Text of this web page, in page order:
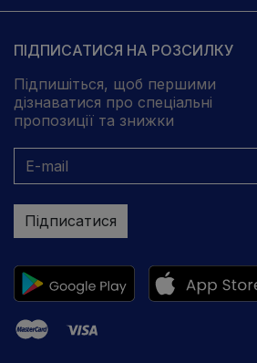
ПІДПИСАТИСЯ НА РОЗСИЛКУ
Підпишіться, щоб першими
дізнаватися про спеціальні
пропозиції та знижки
Підписатися